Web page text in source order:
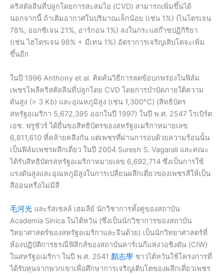
คริสตัลลีนที่ปลูกโดยการสะสมไอ (CVD) สามารถเพิ่มขึ้นได้
นอกจากนี้ ถ้าเติมอากาศในปริมาณเล็กน้อย (เช่น 1%) (ไนโตรเจน
78%, ออกซิเจน 21%, อาร์กอน 1%) ลงในกระแสก๊าซปฏิกิริยา
(เช่น ไฮโดรเจน 98% + มีเทน 1%) อัตราการเจริญเติบโตจะเพิ่ม
ขึ้นอีก
ในปี 1996 Anthony et al. คิดค้นวิธีการลดข้อบกพร่องในฟิล์ม
เพชรโพลีคริสตัลลีนที่ปลูกโดย CVD โดยการบำบัดภายใต้ความ
ดันสูง (> 3 Kb) และอุณหภูมิสูง (เช่น 1,300°C) (สิทธิบัตร
สหรัฐอเมริกา 5,672,395 ออกในปี 1997) ในปี พ.ศ. 2547 โรเบิร์ต
เอช. ฟรูชัวร์ ได้ยื่นขอสิทธิบัตรของสหรัฐอเมริกาหมายเลข
6,811,610 ที่คล้ายคลึงกัน แต่เพชรที่ผ่านการอบด้วยความร้อนนั้น
เป็นฟิล์มเพชรผลึกเดี่ยว ในปี 2004 Suresh S. Vagarali และคณะ
ได้รับสิทธิบัตรสหรัฐอเมริกาหมายเลข 6,692,714 ซึ่งเป็นการใช้
แรงดันสูงและอุณหภูมิสูงในการเปลี่ยนผลึกเดี่ยวของเพชรสีให้เป็น
สีอ่อนหรือไม่มีสี
毛河光 และรัสเซลล์ เฮมลีย์ นักวิชาการทั้งคู่ของสถาบัน
Academia Sinica ในไต้หวัน (ซึ่งเป็นนักวิชาการของสถาบัน
วิทยาศาสตร์ของสหรัฐอเมริกาและจีนด้วย) เป็นนักวิทยาศาสตร์ที่
ห้องปฏิบัติการธรณีฟิสิกส์ของสถาบันคาร์เนกีแห่งวอชิงตัน (CIW)
ในสหรัฐอเมริกา ในปี พ.ศ. 2541 顏志學 ชาวไต้หวันใช้โครงการที่
ได้รับทุนจากพวกเขาเพื่อศึกษาการเจริญเติบโตของผลึกเดี่ยวเพชร